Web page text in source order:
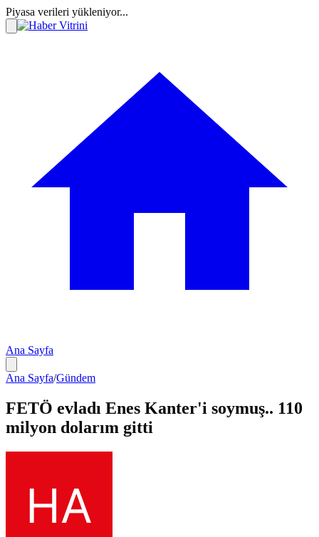
Piyasa verileri yükleniyor...
Ana Sayfa
Ana Sayfa/Gündem
FETÖ evladı Enes Kanter'i soymuş.. 110
milyon dolarım gitti